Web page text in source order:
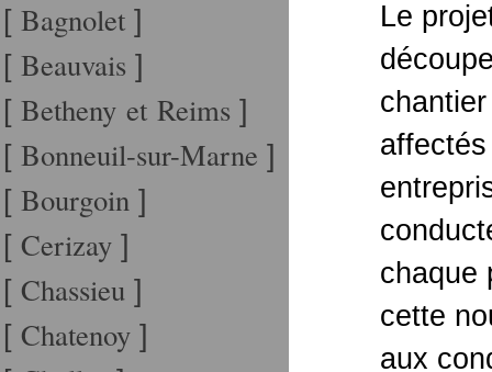
[ Bagnolet ]
[ Beauvais ]
[ Betheny et Reims ]
[ Bonneuil-sur-Marne ]
[ Bourgoin ]
[ Cerizay ]
[ Chassieu ]
[ Chatenoy ]
Le
chaque
cette
aux